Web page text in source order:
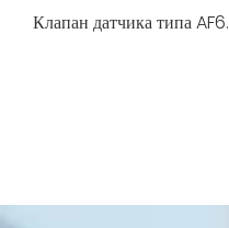
Клапан датчика типа AF6.